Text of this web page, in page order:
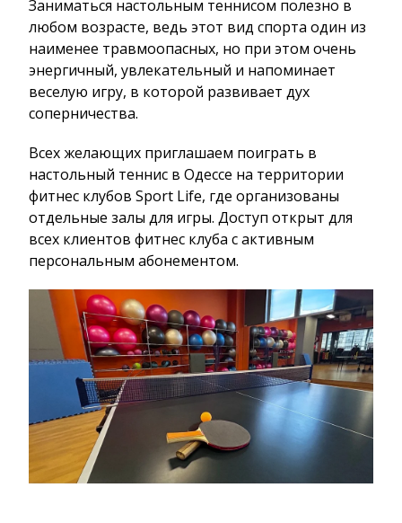
Заниматься настольным теннисом полезно в
любом возрасте, ведь этот вид спорта один из
наименее травмоопасных, но при этом очень
энергичный, увлекательный и напоминает
веселую игру, в которой развивает дух
соперничества.
Всех желающих приглашаем поиграть в
настольный теннис в Одессе на территории
фитнес клубов Sport Life, где организованы
отдельные залы для игры. Доступ открыт для
всех клиентов фитнес клуба с активным
персональным абонементом.